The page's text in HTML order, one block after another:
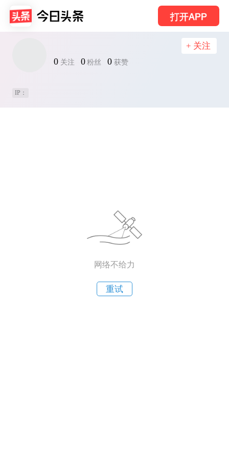
打开APP
0 关注 0 粉丝 0 获赞
+ 关注
IP：
网络不给力
重试